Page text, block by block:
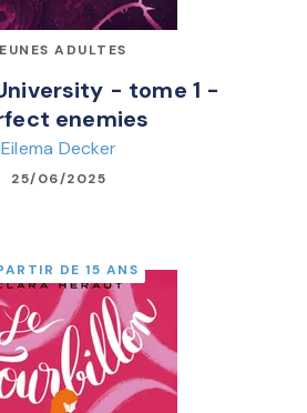
ADULTES
- tome 1 -
enemies
Eilema Decker
25/06/2025
DE 15 ANS